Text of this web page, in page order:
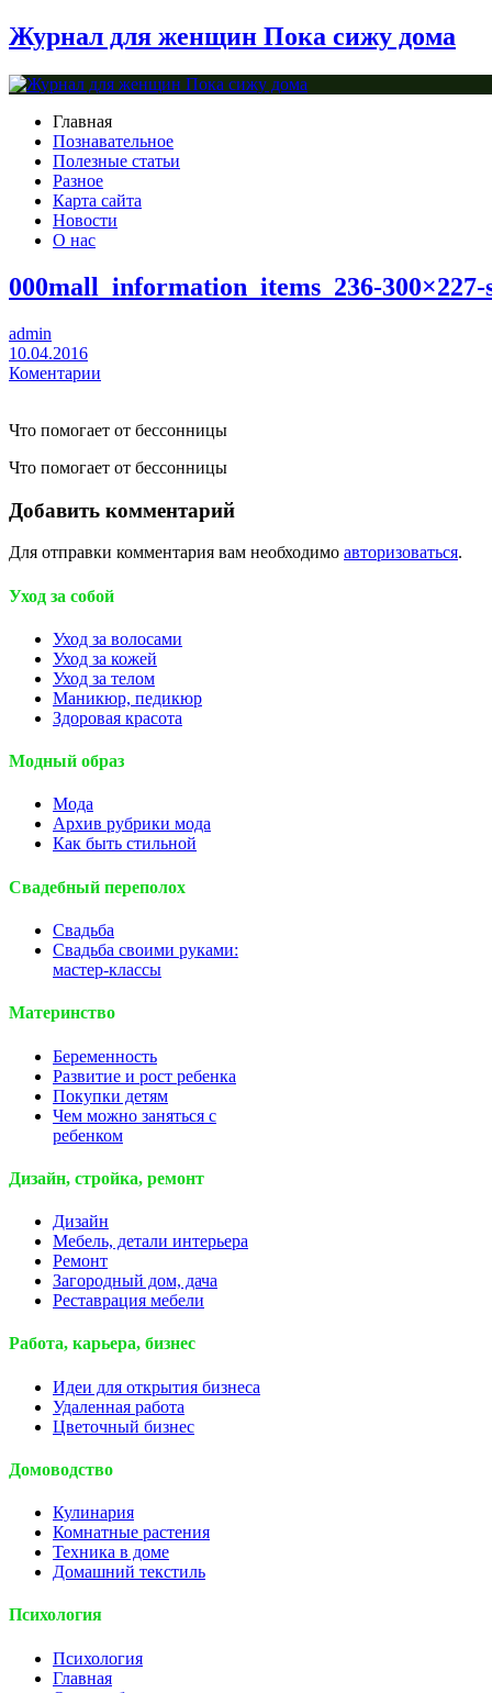
Журнал для женщин Пока сижу дома
Главная
Познавательное
Полезные статьи
Разное
Карта сайта
Новости
О нас
000mall_information_items_236-
admin
10.04.2016
Коментарии
Что помогает от бессонницы
Что помогает от бессонницы
Добавить комментарий
Для отправки комментария вам необходимо авторизоваться.
Уход за собой
Уход за волосами
Уход за кожей
Уход за телом
Маникюр, педикюр
Здоровая красота
Модный образ
Мода
Архив рубрики мода
Как быть стильной
Свадебный переполох
Свадьба
Свадьба своими руками:
мастер-классы
Материнство
Беременность
Развитие и рост ребенка
Покупки детям
Чем можно заняться с
ребенком
Дизайн, стройка, ремонт
Дизайн
Мебель, детали интерьера
Ремонт
Загородный дом, дача
Реставрация мебели
Работа, карьера, бизнес
Идеи для открытия бизнеса
Удаленная работа
Цветочный бизнес
Домоводство
Кулинария
Комнатные растения
Техника в доме
Домашний текстиль
Психология
Психология
Главная